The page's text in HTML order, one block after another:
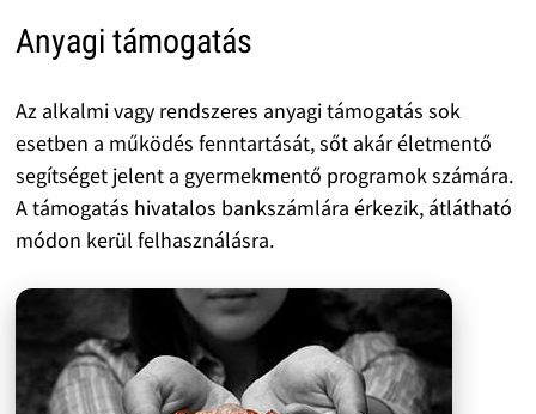
Anyagi támogatás
Az alkalmi vagy rendszeres anyagi támogatás sok
esetben a működés fenntartását, sőt akár életmentő
segítséget jelent a gyermekmentő programok számára.
A támogatás hivatalos bankszámlára érkezik, átlátható
módon kerül felhasználásra.